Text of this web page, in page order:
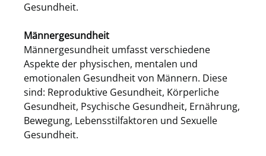
Gesundheit.
Männergesundheit
Männergesundheit umfasst verschiedene
Aspekte der physischen, mentalen und
emotionalen Gesundheit von Männern. Diese
sind: Reproduktive Gesundheit, Körperliche
Gesundheit, Psychische Gesundheit, Ernährung,
Bewegung, Lebensstilfaktoren und Sexuelle
Gesundheit.